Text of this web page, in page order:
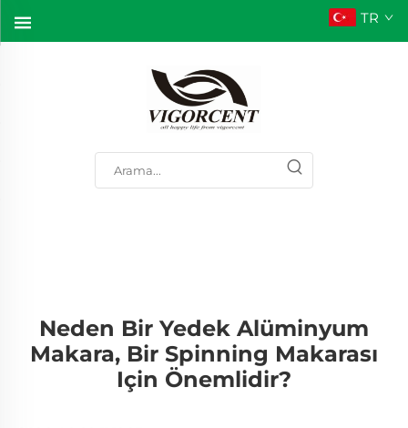
TR
Neden Bir Yedek Alüminyum
Makara, Bir Spinning Makarası
Için Önemlidir?